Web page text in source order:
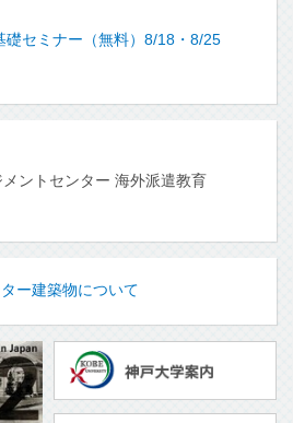
礎セミナー（無料）8/18・8/25
ントセンター 海外派遣教育
ー建築物について